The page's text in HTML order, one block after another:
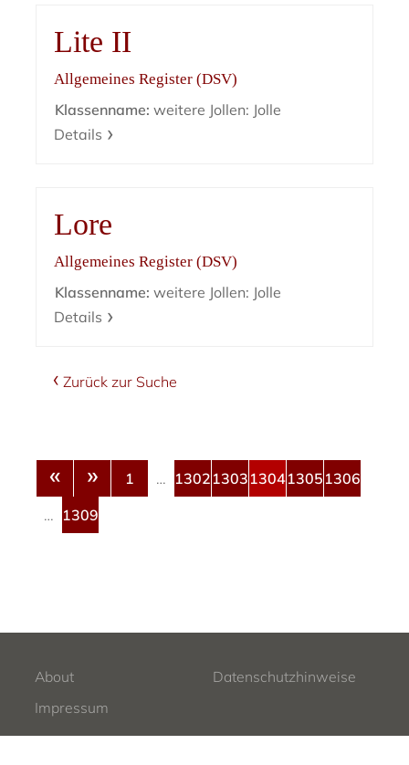
Lite II
Allgemeines Register (DSV)
Klassenname: weitere Jollen: Jolle
Details
Lore
Allgemeines Register (DSV)
Klassenname: weitere Jollen: Jolle
Details
Zurück zur Suche
« » 1 … 1302 1303 13041305 1306
… 1309
About
Datenschutzhinweise
Impressum